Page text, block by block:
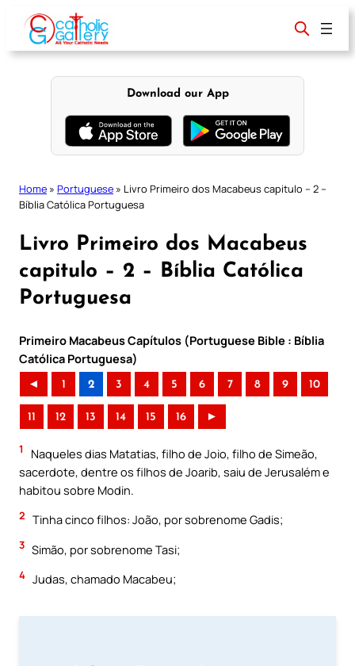
content
Download our App
Home » Portuguese » Livro Primeiro dos Macabeus capitulo – 2 –
Bíblia Católica Portuguesa
Livro Primeiro dos Macabeus
capitulo – 2 – Bíblia Católica
Portuguesa
Primeiro Macabeus Capítulos (Portuguese Bible : Bíblia
Católica Portuguesa)
◄ 1 2 3 4 5 6 7 8 9 10
11 12 13 14 15 16 ►
1
Naqueles dias Matatias, filho de Joio, filho de Simeão,
sacerdote, dentre os filhos de Joarib, saiu de Jerusalém e
habitou sobre Modin.
2 Tinha cinco filhos: João, por sobrenome Gadis;
3 Simão, por sobrenome Tasi;
4 Judas, chamado Macabeu;